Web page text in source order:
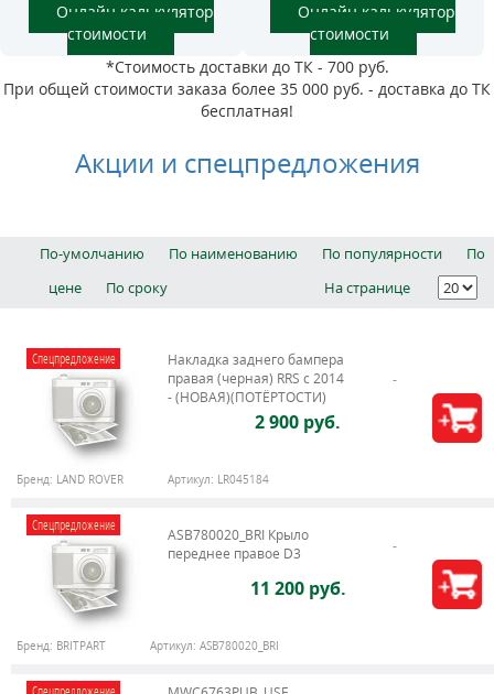
Онлайн калькулятор
стоимости
Онлайн калькулятор
стоимости
*Стоимость доставки до ТК - 700 руб.
При общей стоимости заказа более 35 000 руб. - доставка до ТК
бесплатная!
Акции и спецпредложения
По-умолчанию По наименованию По популярности
По
цене
По сроку На странице
Спецпредложение
Накладка заднего бампера
правая (черная) RRS c 2014
- (НОВАЯ)(ПОТЁРТОСТИ)
2 900 руб.
Бренд: LAND ROVER Артикул: LR045184
Спецпредложение
ASB780020_BRI Крыло
переднее правое D3
11 200 руб.
Бренд: BRITPART Артикул: ASB780020_BRI